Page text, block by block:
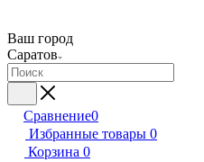
Ваш город
Саратов
Сравнение0
Избранные товары 0
Корзина 0